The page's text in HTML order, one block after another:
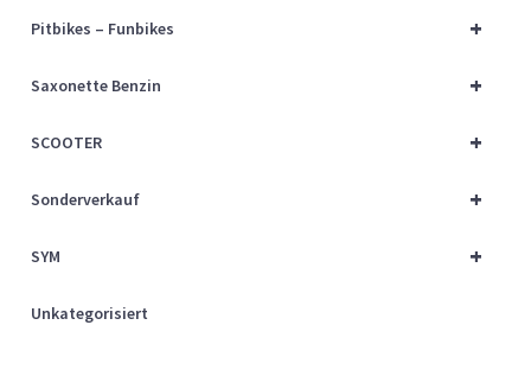
Checkout
My account
+
Pitbikes – Funbikes
+
Saxonette Benzin
+
SCOOTER
+
Sonderverkauf
+
SYM
Unkategorisiert